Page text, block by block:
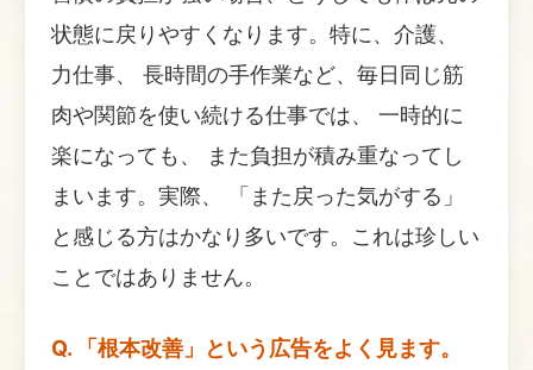
状態に戻りやすくなります。特に、介護、
力仕事、 長時間の手作業など、毎日同じ筋
肉や関節を使い続ける仕事では、 一時的に
楽になっても、 また負担が積み重なってし
まいます。実際、 「また戻った気がする」
と感じる方はかなり多いです。これは珍しい
ことではありません。
Q. 「根本改善」という広告をよく見ます。